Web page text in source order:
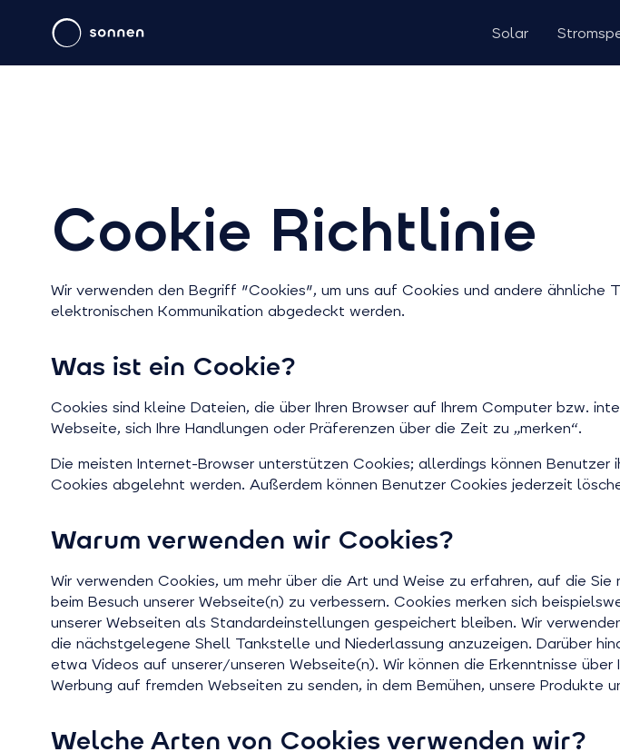
Solar
Cookie Richtlinie
Wir verwenden den Begriff "Cookies", um uns auf Cookies und andere
elektronischen Kommunikation abgedeckt werden.
Was ist ein Cookie?
Cookies sind kleine Dateien, die über Ihren Browser auf Ihrem Computer bzw.
Webseite, sich Ihre Handlungen oder Präferenzen über die Zeit zu „merken“.
Die meisten Internet-Browser unterstützen Cookies; allerdings können
Cookies abgelehnt werden. Außerdem können Benutzer Cookies jederzeit
Warum verwenden wir Cookies?
Wir verwenden Cookies, um mehr über die Art und Weise zu erfahren, auf die
beim Besuch unserer Webseite(n) zu verbessern. Cookies merken sich
unserer Webseiten als Standardeinstellungen gespeichert bleiben. Wir
die nächstgelegene Shell Tankstelle und Niederlassung anzuzeigen. Darüber
etwa Videos auf unserer/unseren Webseite(n). Wir können die Erkenntnisse
Werbung auf fremden Webseiten zu senden, in dem Bemühen, unsere Produkte
Welche Arten von Cookies verwenden wir?